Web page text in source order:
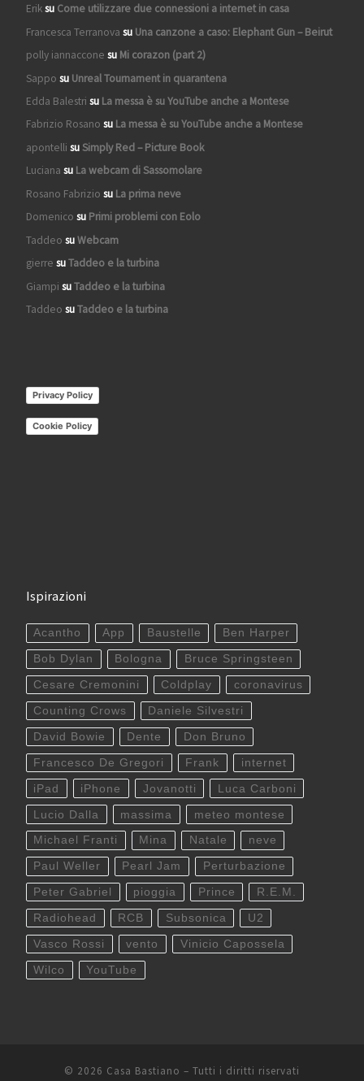
Eriksu Come utilizzare due connessioni a internet in casa
Francesca Terranova su Una canzone a caso: Elephant Gun – Beirut
polly iannaccone su Mi corazon (part 2)
Sappo su Unreal Tournament in quarantena
Edda Balestri su La messa è su YouTube anche a Montese
Fabrizio Rosano su La messa è su YouTube anche a Montese
apontelli suSimply Red – Picture Book
Luciana su La webcam di Sassomolare
Rosano Fabrizio su La prima neve
Domenico su Primi problemi con Eolo
Taddeo suWebcam
gierre suTaddeo e la turbina
Giampi suTaddeo e la turbina
Taddeo suTaddeo e la turbina
Privacy Policy
Cookie Policy
Ispirazioni
Acantho App Baustelle Ben Harper
Bob Dylan Bologna Bruce Springsteen
Cesare Cremonini Coldplay coronavirus
Counting Crows Daniele Silvestri
David Bowie Dente Don Bruno
Francesco De Gregori Frank internet
iPad iPhone Jovanotti Luca Carboni
Lucio Dalla massima meteo montese
Michael Franti Mina Natale neve
Paul Weller Pearl Jam Perturbazione
Peter Gabriel pioggia Prince R.E.M.
Radiohead RCB Subsonica U2
Vasco Rossi vento Vinicio Capossela
Wilco YouTube
© 2026 Casa Bastiano – Tutti i diritti riservati